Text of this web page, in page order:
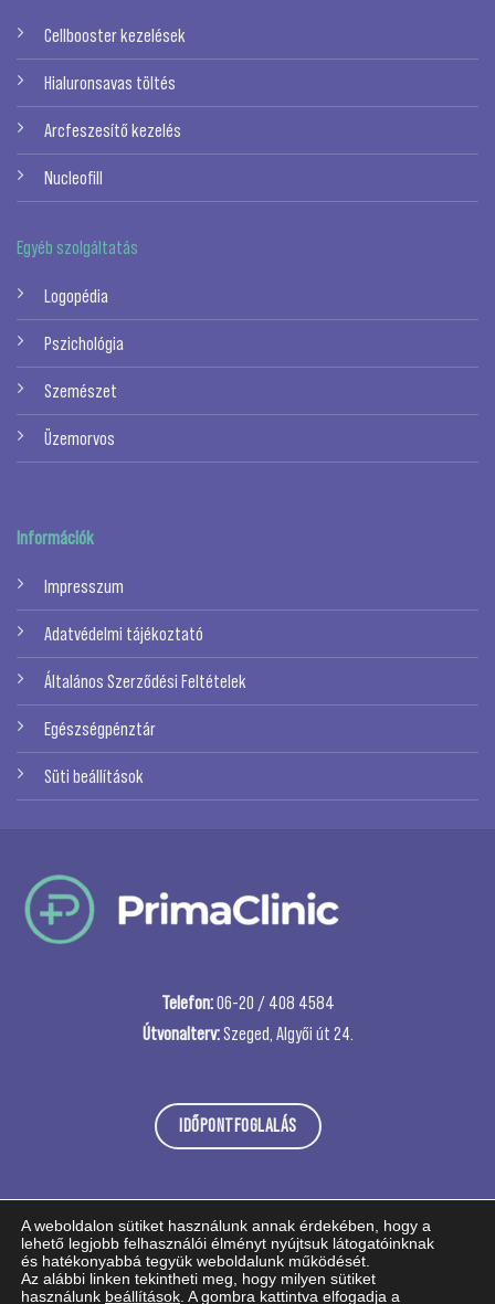
Cellbooster kezelések
Hialuronsavas töltés
Arcfeszesítő kezelés
Nucleofill
Egyéb szolgáltatás
Logopédia
Pszichológia
Szemészet
Üzemorvos
Információk
Impresszum
Adatvédelmi tájékoztató
Általános Szerződési Feltételek
Egészségpénztár
Süti beállítások
Telefon:06-20 / 408 4584
Útvonalterv:Szeged, Algyői út 24.
IDŐPONTFOGLALÁS
A weboldalon sütiket használunk annak érdekében, hogy a
lehető legjobb felhasználói élményt nyújtsuk látogatóinknak
és hatékonyabbá tegyük weboldalunk működését.
Az alábbi linken tekintheti meg, hogy milyen sütiket
használunk beállítások . A gombra kattintva elfogadja a